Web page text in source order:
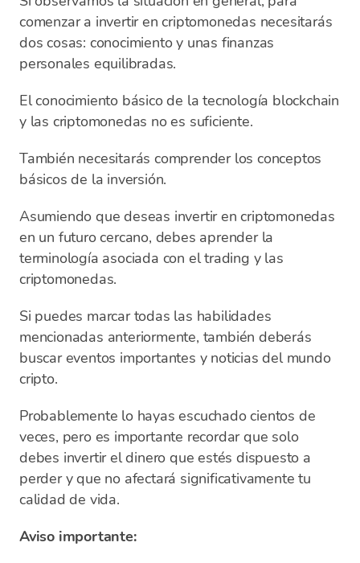
comenzar a invertir en criptomonedas necesitarás
dos cosas: conocimiento y unas finanzas
personales equilibradas.
El conocimiento básico de la tecnología blockchain
y las criptomonedas no es suficiente.
También necesitarás comprender los conceptos
básicos de la inversión.
Asumiendo que deseas invertir en criptomonedas
en un futuro cercano, debes aprender la
terminología asociada con el trading y las
criptomonedas.
Si puedes marcar todas las habilidades
mencionadas anteriormente, también deberás
buscar eventos importantes y noticias del mundo
cripto.
Probablemente lo hayas escuchado cientos de
veces, pero es importante recordar que solo
debes invertir el dinero que estés dispuesto a
perder y que no afectará significativamente tu
calidad de vida.
Aviso importante: